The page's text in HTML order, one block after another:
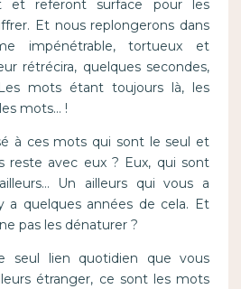
et referont surface pour les
Et nous replongerons dans
impénétrable, tortueux et
rétrécira, quelques secondes,
mots étant toujours là, les
mots… !
à ces mots qui sont le seul et
reste avec eux ? Eux, qui sont
Un ailleurs qui vous a
a quelques années de cela. Et
pas les dénaturer ?
seul lien quotidien que vous
étranger, ce sont les mots